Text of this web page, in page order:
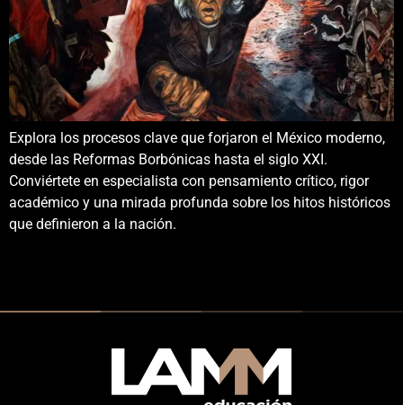
Explora los procesos clave que forjaron el México moderno,
desde las Reformas Borbónicas hasta el siglo XXI.
Conviértete en especialista con pensamiento crítico, rigor
académico y una mirada profunda sobre los hitos históricos
que definieron a la nación.